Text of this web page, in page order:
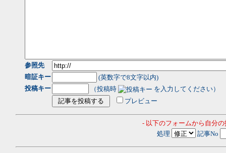
参照先
暗証キー
(英数字で8文字以内)
投稿キー
（投稿時
を入力してください）
プレビュー
- 以下のフォームから自分
処理
記事No